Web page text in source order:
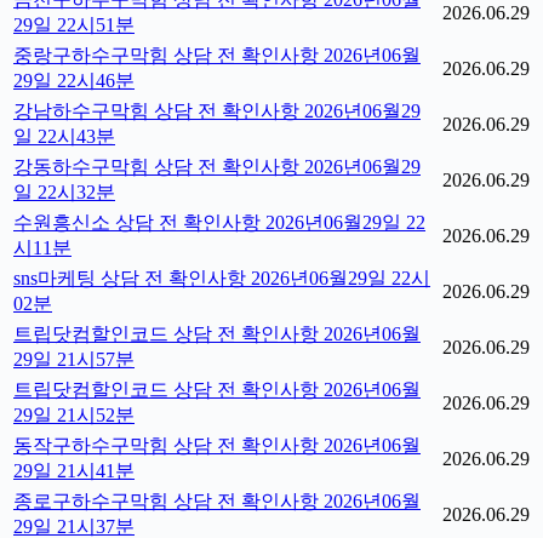
29일 22시51분
2026.06.29
중랑구하수구막힘 상담 전 확인사항 2026년06월
29일 22시46분
2026.06.29
강남하수구막힘 상담 전 확인사항 2026년06월29
일 22시43분
2026.06.29
강동하수구막힘 상담 전 확인사항 2026년06월29
일 22시32분
2026.06.29
수원흥신소 상담 전 확인사항 2026년06월29일 22
시11분
2026.06.29
sns마케팅 상담 전 확인사항 2026년06월29일 22시
02분
2026.06.29
트립닷컴할인코드 상담 전 확인사항 2026년06월
29일 21시57분
2026.06.29
트립닷컴할인코드 상담 전 확인사항 2026년06월
29일 21시52분
2026.06.29
동작구하수구막힘 상담 전 확인사항 2026년06월
29일 21시41분
2026.06.29
종로구하수구막힘 상담 전 확인사항 2026년06월
29일 21시37분
2026.06.29